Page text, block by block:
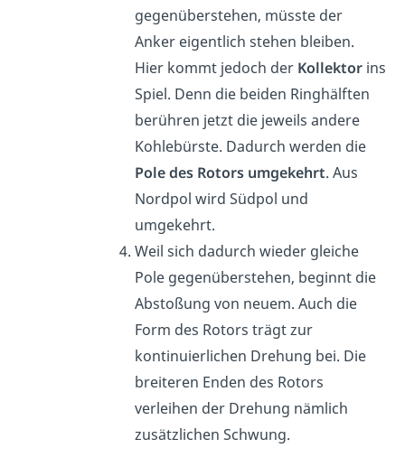
gegenüberstehen, müsste der
Anker eigentlich stehen bleiben.
Hier kommt jedoch der Kollektor ins
Spiel. Denn die beiden Ringhälften
berühren jetzt die jeweils andere
Kohlebürste. Dadurch werden die
Pole des Rotors umgekehrt. Aus
Nordpol wird Südpol und
umgekehrt.
Weil sich dadurch wieder gleiche
Pole gegenüberstehen, beginnt die
Abstoßung von neuem. Auch die
Form des Rotors trägt zur
kontinuierlichen Drehung bei. Die
breiteren Enden des Rotors
verleihen der Drehung nämlich
zusätzlichen Schwung.